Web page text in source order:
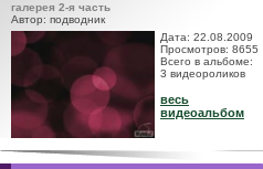
галерея 2-я часть
Автор: подводник
Дата: 22.08.2009
Просмотров: 8655
Всего в альбоме:
3 видеороликов
весь
видеоальбом